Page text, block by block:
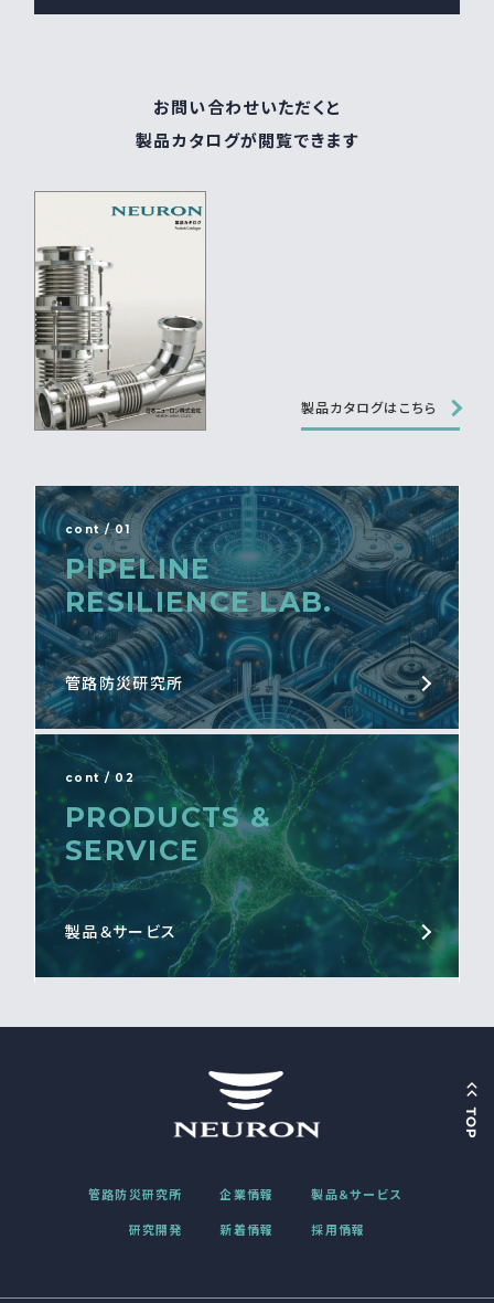
お問い合わせいただくと
製品カタログが閲覧できます
製品カタログはこちら
cont / 01
PIPELINE
RESILIENCE LAB.
管路防災研究所
cont / 02
PRODUCTS &
SERVICE
製品＆サービス
管路防災研究所 企業情報 製品＆サービス
研究開発 新着情報 採用情報